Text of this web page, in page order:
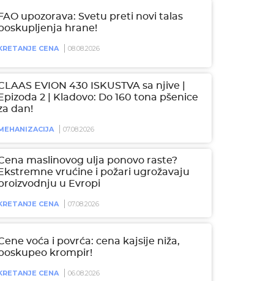
upozorava: Svetu preti novi talas
hrane!
CENA 08.08.2026
EVION 430 ISKUSTVA sa njive |
2 | Kladovo: Do 160 tona pšenice
dan!
07.08.2026
maslinovog ulja ponovo raste?
vrućine i požari ugrožavaju
u Evropi
CENA 07.08.2026
voća i povrća: cena kajsije niža,
krompir!
CENA 06.08.2026